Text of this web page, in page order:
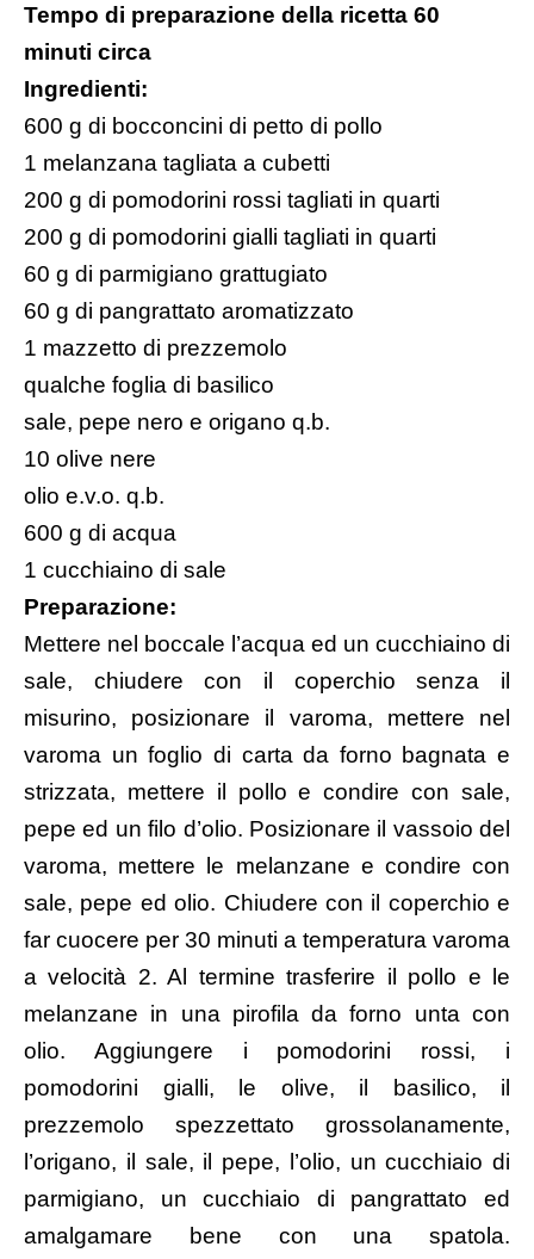
Tempo di preparazione della ricetta 60
minuti circa
Ingredienti:
600 g di bocconcini di petto di pollo
1 melanzana tagliata a cubetti
200 g di pomodorini rossi tagliati in quarti
200 g di pomodorini gialli tagliati in quarti
60 g di parmigiano grattugiato
60 g di pangrattato aromatizzato
1 mazzetto di prezzemolo
qualche foglia di basilico
sale, pepe nero e origano q.b.
10 olive nere
olio e.v.o. q.b.
600 g di acqua
1 cucchiaino di sale
Preparazione:
Mettere nel boccale l’acqua ed un cucchiaino di
sale, chiudere con il coperchio senza il
misurino, posizionare il varoma, mettere nel
varoma un foglio di carta da forno bagnata e
strizzata, mettere il pollo e condire con sale,
pepe ed un filo d’olio. Posizionare il vassoio del
varoma, mettere le melanzane e condire con
sale, pepe ed olio. Chiudere con il coperchio e
far cuocere per 30 minuti a temperatura varoma
a velocità 2. Al termine trasferire il pollo e le
melanzane in una pirofila da forno unta con
olio. Aggiungere i pomodorini rossi, i
pomodorini gialli, le olive, il basilico, il
prezzemolo spezzettato grossolanamente,
l’origano, il sale, il pepe, l’olio, un cucchiaio di
parmigiano, un cucchiaio di pangrattato ed
amalgamare bene con una spatola.